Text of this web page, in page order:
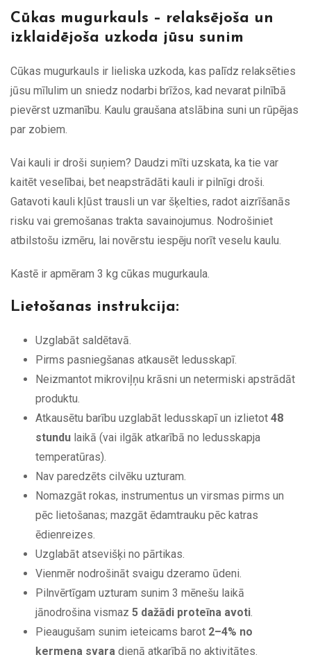
Cūkas mugurkauls – relaksējoša un
izklaidējoša uzkoda jūsu sunim
Cūkas mugurkauls ir lieliska uzkoda, kas palīdz relaksēties
jūsu mīlulim un sniedz nodarbi brīžos, kad nevarat pilnībā
pievērst uzmanību. Kaulu graušana atslābina suni un rūpējas
par zobiem.
Vai kauli ir droši suņiem? Daudzi mīti uzskata, ka tie var
kaitēt veselībai, bet neapstrādāti kauli ir pilnīgi droši.
Gatavoti kauli kļūst trausli un var šķelties, radot aizrīšanās
risku vai gremošanas trakta savainojumus. Nodrošiniet
atbilstošu izmēru, lai novērstu iespēju norīt veselu kaulu.
Kastē ir apmēram 3 kg cūkas mugurkaula.
Lietošanas instrukcija:
Uzglabāt saldētavā.
Pirms pasniegšanas atkausēt ledusskapī.
Neizmantot mikroviļņu krāsni un netermiski apstrādāt
produktu.
Atkausētu barību uzglabāt ledusskapī un izlietot 48
stundu laikā (vai ilgāk atkarībā no ledusskapja
temperatūras).
Nav paredzēts cilvēku uzturam.
Nomazgāt rokas, instrumentus un virsmas pirms un
pēc lietošanas; mazgāt ēdamtrauku pēc katras
ēdienreizes.
Uzglabāt atsevišķi no pārtikas.
Vienmēr nodrošināt svaigu dzeramo ūdeni.
Pilnvērtīgam uzturam sunim 3 mēnešu laikā
jānodrošina vismaz 5 dažādi proteīna avoti
Pieaugušam sunim ieteicams barot 2–4% no
ķermeņa svara dienā atkarībā no aktivitātes.